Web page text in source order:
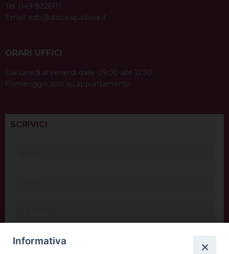
Tel. 049 8226111
Email: info@diocesipadova.it
ORARI UFFICI
Dal lunedì al venerdì dalle 09:00 alle 12:30.
Pomeriggio solo su appuntamento.
SCRIVICI
Informativa